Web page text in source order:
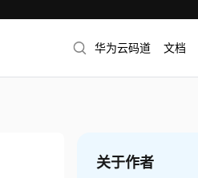
华为云码道 文档
关于作者